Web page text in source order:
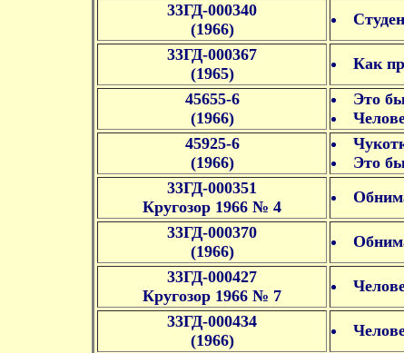
33ГД-000340
(1966)
33ГД-000367
(1965)
Как
45655-6
(1966)
Это
45925-6
(1966)
Это
33ГД-000351
Кругозор 1966 № 4
33ГД-000370
(1966)
33ГД-000427
Кругозор 1966 № 7
33ГД-000434
(1966)